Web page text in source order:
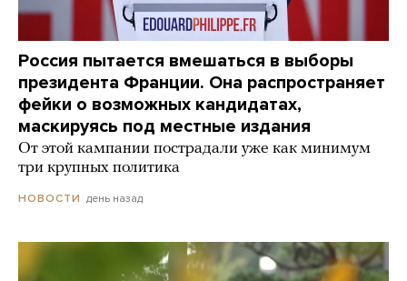
Россия пытается вмешаться в выборы
президента Франции. Она распространяет
фейки о возможных кандидатах,
маскируясь под местные издания
От этой кампании пострадали уже как минимум
три крупных политика
НОВОСТИ день назад